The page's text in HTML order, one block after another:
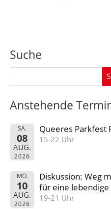
Suche
Anstehende
SA.
08
AUG.
2026
Queeres Parkfest
15-22 Uhr
MO.
10
AUG.
2026
Diskussion: Weg
für eine
19-21 Uhr